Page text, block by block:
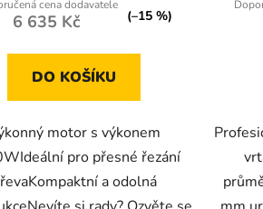
6 635 Kč (–15 %)
DO KOŠÍKU
motor s výkonem
pro přesné řezání
a odolná